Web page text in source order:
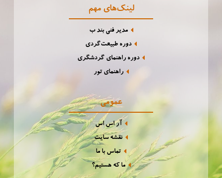
لینک‌های مهم
مدیر فنی بند ب
دوره طبیعت‌گردی
دوره راهنمای گردشگری
راهنمای تور
عمومی
آر اس اس
نقشه سایت
تماس با ما
ما که هستیم؟